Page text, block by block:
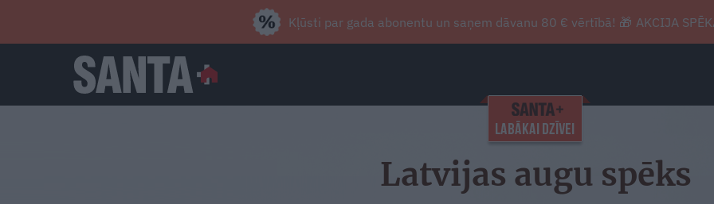
Kļūsti par gada abonentu un saņem dāvanu 80 € vērtībā! 🎁 AKCIJA
Latvijas augu spēks